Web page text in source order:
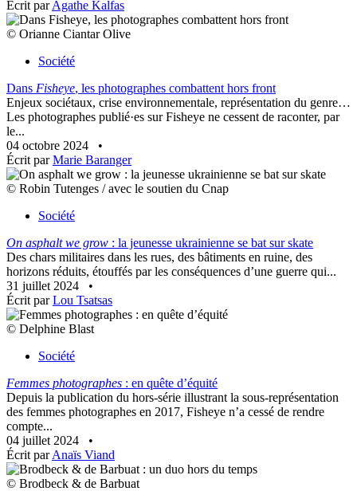
Écrit parAgathe Kalfas
© Orianne Ciantar Olive
Société
Dans Fisheye, les photographes combattent hors front
Enjeux sociétaux, crise environnementale, représentation du genre…
Les photographes publié·es sur Fisheye ne cessent de raconter, par
le...
04 octobre 2024
•
Écrit parMarie Baranger
© Robin Tutenges / avec le soutien du Cnap
Société
On asphalt we grow : la jeunesse ukrainienne se bat sur skate
Des chars militaires dans les rues, des bâtiments en ruine, des
horizons réduits, étouffés par les conséquences d’une guerre qui...
31 juillet 2024
•
Écrit parLou Tsatsas
© Delphine Blast
Société
Femmes photographes : en quête d’équité
Depuis la publication du hors-série illustrant la sous-représentation
des femmes photographes en 2017, Fisheye n’a cessé de rendre
compte...
04 juillet 2024
•
Écrit parAnaïs Viand
© Brodbeck & de Barbuat